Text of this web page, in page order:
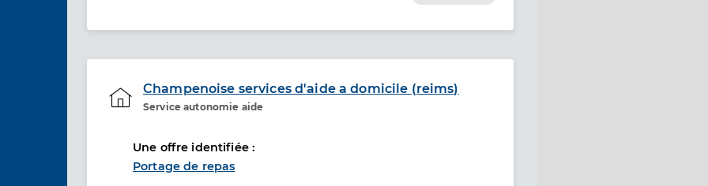
Champenoise services d'aide a domicile (reims)
Service autonomie aide
Etablissement de soins
Une offre identifiée :
Portage de repas